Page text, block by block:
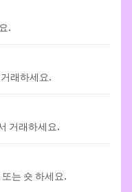
.
래하세요.
거래하세요.
는 숏 하세요.